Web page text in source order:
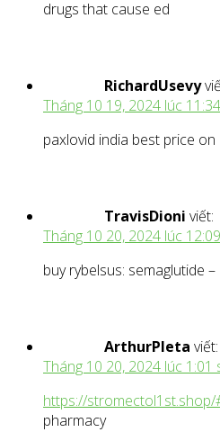
drugs that cause ed
RichardUsevy
Tháng 10 19, 2024 lúc
paxlovid india best price
TravisDioni viết:
Tháng 10 20, 2024 lúc
buy rybelsus: semaglutide
ArthurPleta viết:
Tháng 10 20, 2024 lúc 1:01
https://stromectol1st.shop/
pharmacy